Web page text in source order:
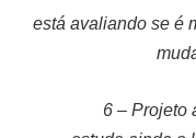
está avaliando se é
6– Projeto